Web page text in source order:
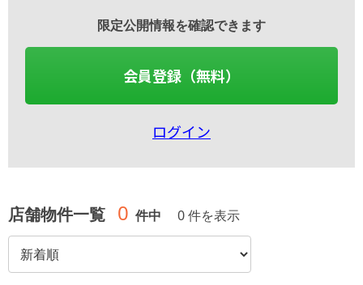
限定公開情報を確認できます
会員登録（無料）
ログイン
店舗物件一覧 0 件中 0 件を表示